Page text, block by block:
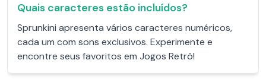
Quais caracteres estão incluídos?
Sprunkini apresenta vários caracteres numéricos,
cada um com sons exclusivos. Experimente e
encontre seus favoritos em Jogos Retrô!